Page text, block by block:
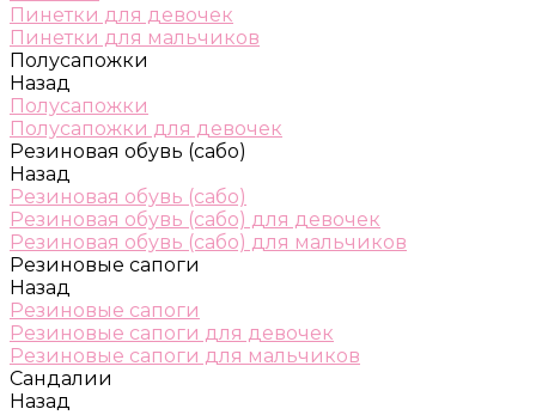
Пинетки для девочек
Пинетки для мальчиков
Полусапожки
Назад
Полусапожки
Полусапожки для девочек
Резиновая обувь (сабо)
Назад
Резиновая обувь (сабо)
Резиновая обувь (сабо) для девочек
Резиновая обувь (сабо) для мальчиков
Резиновые сапоги
Назад
Резиновые сапоги
Резиновые сапоги для девочек
Резиновые сапоги для мальчиков
Сандалии
Назад